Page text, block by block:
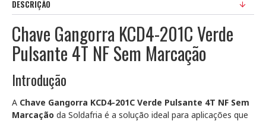
DESCRIÇÃO
Chave Gangorra KCD4-201C Verde
Pulsante 4T NF Sem Marcação
Introdução
A Chave Gangorra KCD4-201C Verde Pulsante 4T NF Sem
Marcação da Soldafria é a solução ideal para aplicações que